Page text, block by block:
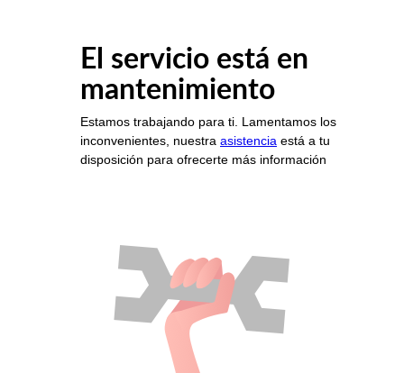
El servicio está en
mantenimiento
Estamos trabajando para ti. Lamentamos los
inconvenientes, nuestra asistencia está a tu
disposición para ofrecerte más información